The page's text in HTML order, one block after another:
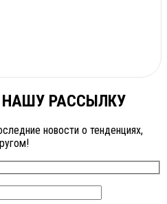
РАССЫЛКУ
новости о тенденциях,